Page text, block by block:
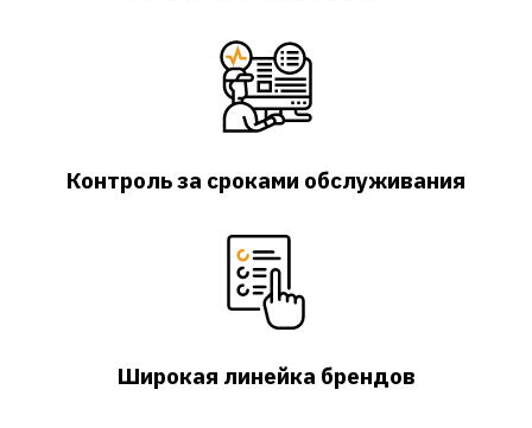
Контроль за сроками обслуживания
Широкая линейка брендов